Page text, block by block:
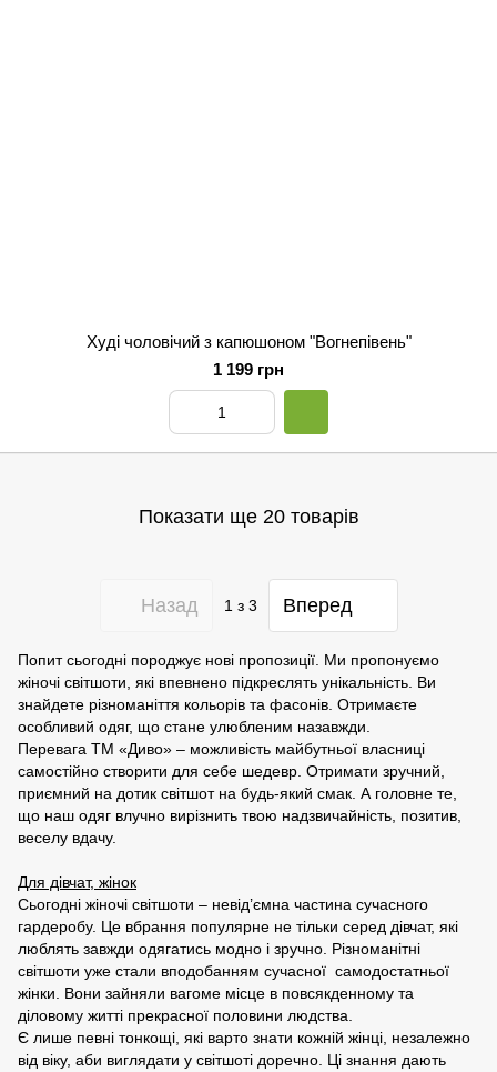
Худі чоловічий з капюшоном "Вогнепівень"
1 199 грн
Показати ще 20 товарів
Назад 1 з 3 Вперед
Попит сьогодні породжує нові пропозиції. Ми пропонуємо
жіночі світшоти, які впевнено підкреслять унікальність. Ви
знайдете різноманіття кольорів та фасонів. Отримаєте
особливий одяг, що стане улюбленим назавжди.
Перевага ТМ «Диво» – можливість майбутньої власниці
самостійно створити для себе шедевр. Отримати зручний,
приємний на дотик світшот на будь-який смак. А головне те,
що наш одяг влучно вирізнить твою надзвичайність, позитив,
веселу вдачу.
Для дівчат, жінок
Сьогодні жіночі світшоти – невід’ємна частина сучасного
гардеробу. Це вбрання популярне не тільки серед дівчат, які
люблять завжди одягатись модно і зручно. Різноманітні
світшоти уже стали вподобанням сучасної самодостатньої
жінки. Вони зайняли вагоме місце в повсякденному та
діловому житті прекрасної половини людства.
Є лише певні тонкощі, які варто знати кожній жінці, незалежно
від віку, аби виглядати у світшоті доречно. Ці знання дають